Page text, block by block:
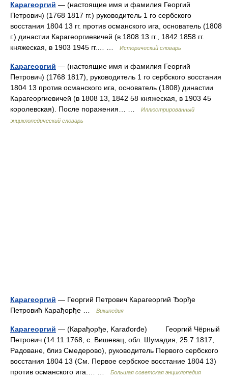
Карагеоргий — (настоящие имя и фамилия Георгий
Петрович) (1768 1817 гг.) руководитель 1 го сербского
восстания 1804 13 гг. против османского ига, основатель (1808
г.) династии Карагеоргиевичей (в 1808 13 гг., 1842 1858 гг.
княжеская, в 1903 1945 гг.… …
Исторический словарь
Карагеоргий — (настоящие имя и фамилия Георгий
Петрович) (1768 1817), руководитель 1 го сербского восстания
1804 13 против османского ига, основатель (1808) династии
Карагеоргиевичей (в 1808 13, 1842 58 княжеская, в 1903 45
королевская). После поражения… …
Иллюстрированный
энциклопедический словарь
Карагеоргий — Георгий Петрович Карагеоргий Ђорђе
Петровић Карађорђе …
Википедия
Карагеоргий — (Карађорђе, Karađorđe) Георгий Чёрный
Петрович (14.11.1768, с. Вишевац, обл. Шумадия, 25.7.1817,
Радоване, близ Смедерово), руководитель Первого сербского
восстания 1804 13 (См. Первое сербское восстание 1804 13)
против османского ига.… …
Большая советская энциклопедия